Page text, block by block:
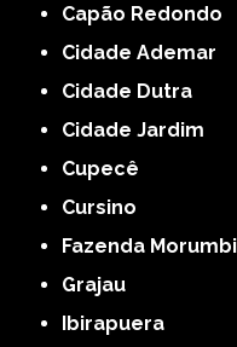
Capão Redondo
Cidade Ademar
Cidade Dutra
Cidade Jardim
Cupecê
Cursino
Fazenda Morumbi
Grajau
Ibirapuera